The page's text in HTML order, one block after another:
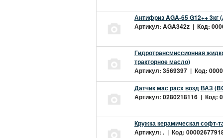
Антифриз AGA-65 G12++ 3кг
Артикул: AGA342z | Код:
Гидротрансмиссионная
тракторное масло)
Артикул: 3569397 | Код:
Датчик мас расх возд ВАЗ
Артикул: 0280218116 | Код:
Кружка керамическая софт-
Артикул: . | Код: